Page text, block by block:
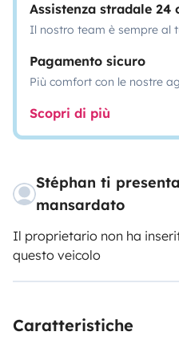
Assistenza stradale 24
Il nostro team è sempre al
Pagamento sicuro
Più comfort con le nostre
Scopri di più
Stéphan ti
mansardato
Il proprietario non ha
questo veicolo
Caratteristiche